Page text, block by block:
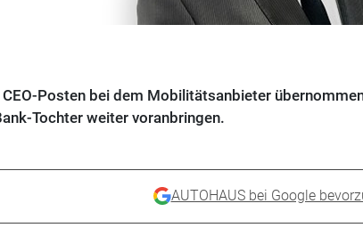
Posten bei dem Mobilitätsanbieter
Tochter weiter voranbringen.
AUTOHAUS bei Google